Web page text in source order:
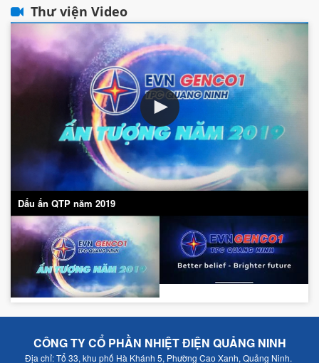
Thư viện Video
Dấu ấn QTP năm 2019
CÔNG TY CỔ PHẦN NHIỆT ĐIỆN QUẢNG NINH
Địa chỉ: Tổ 33, khu phố Hà Khánh 5, Phường Cao Xanh, Quảng Ninh.